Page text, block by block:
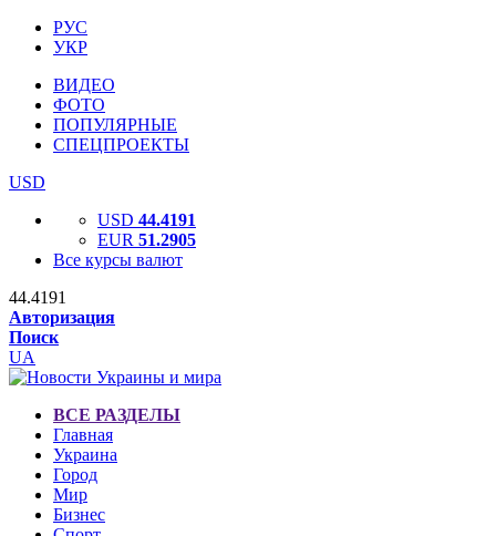
РУС
УКР
ВИДЕО
ФОТО
ПОПУЛЯРНЫЕ
СПЕЦПРОЕКТЫ
USD
USD 44.4191
EUR 51.2905
Все курсы валют
44.4191
Авторизация
Поиск
UA
ВСЕ РАЗДЕЛЫ
Главная
Украина
Город
Мир
Бизнес